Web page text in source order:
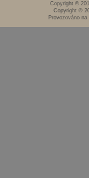
Copyright ©
Copyright ©
Provozováno